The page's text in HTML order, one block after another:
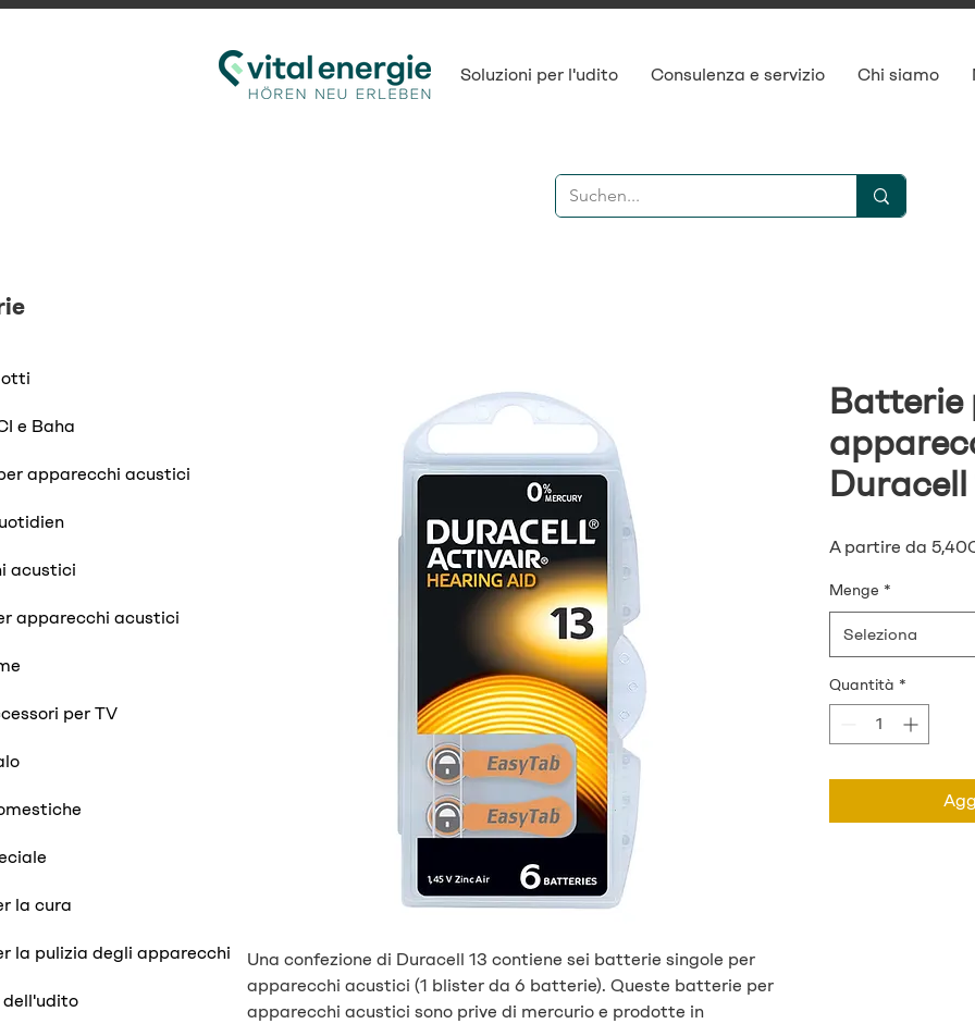
Soluzioni per l'udito Consulenza e servizio Chi siamo
e Baha
apparecchi acustici
acustici
apparecchi acustici
per TV
la cura
la pulizia degli apparecchi
dell'udito
Una confezione di Duracell 13 contiene sei batterie singole per
apparecchi acustici (1 blister da 6 batterie). Queste batterie per
apparecchi acustici sono prive di mercurio e prodotte in
Batterie
Duracell
A partire da
Menge *
Seleziona
Quantità *